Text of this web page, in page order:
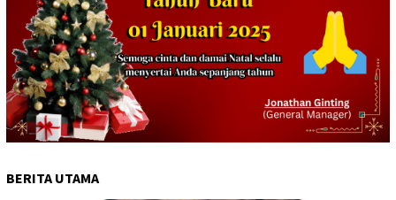
BERITA UTAMA